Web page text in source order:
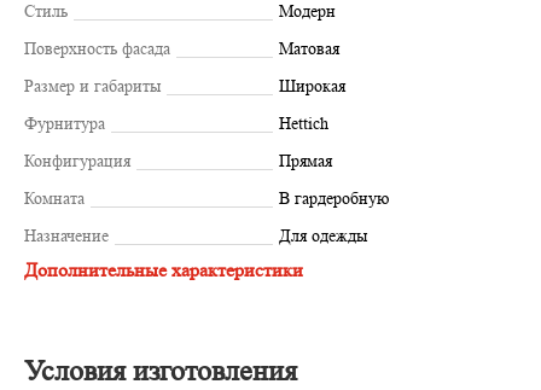
Стиль
Модерн
Поверхность фасада
Матовая
Размер и габариты
Широкая
Фурнитура
Hettich
Конфигурация
Прямая
Комната
В гардеробную
Назначение
Для одежды
Дополнительные характеристики
Условия изготовления